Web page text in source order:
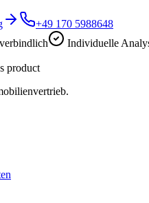
+49 170 5988648
Individuelle
product